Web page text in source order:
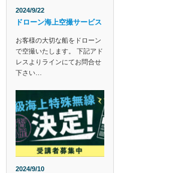
2024/9/22
ドローン海上空撮サービス
お客様の大切な船をドローン
で空撮いたします。 下記アド
レスよりラインにてお問合せ
下さい…
2024/9/10